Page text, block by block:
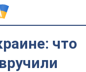
что